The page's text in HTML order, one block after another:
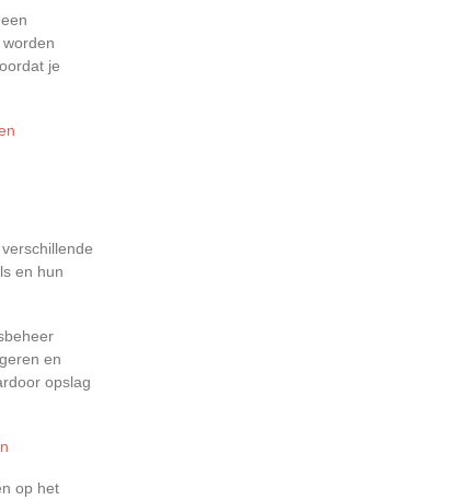
je
en hun
en
opslag
op het